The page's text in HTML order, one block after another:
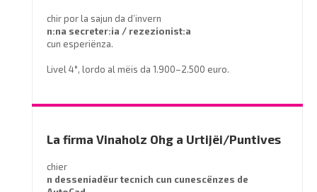
chir por la sajun da d’invern
n:na secreter:ia / rezezionist:a
cun esperiënza.
Livel 4°, lordo al mëis da 1.900–2.500 euro.
info@miramontihotel.it
o telefoné al
La firma Vinaholz Ohg a Urtijëi/Puntives
chier
n desseniadëur tecnich cun cunescënzes de